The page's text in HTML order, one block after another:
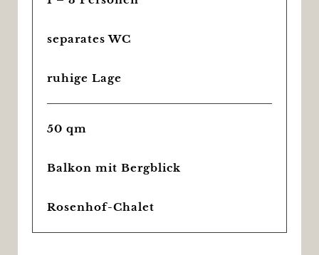
separates WC
ruhige Lage
50 qm
Balkon mit Bergblick
Rosenhof-Chalet